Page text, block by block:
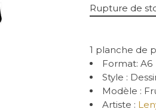
Rupture de
1 planche de
Format: A6
Style :
Modèle :
Artiste :